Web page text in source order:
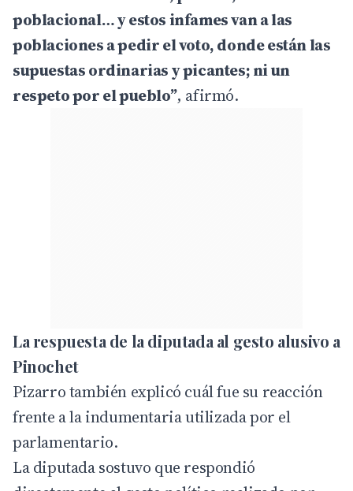
poblacional… y estos infames van a las
poblaciones a pedir el voto, donde están las
supuestas ordinarias y picantes; ni un
respeto por el pueblo”, afirmó.
La respuesta de la diputada al gesto alusivo a
Pinochet
Pizarro también explicó cuál fue su reacción
frente a la indumentaria utilizada por el
parlamentario.
La diputada sostuvo que respondió